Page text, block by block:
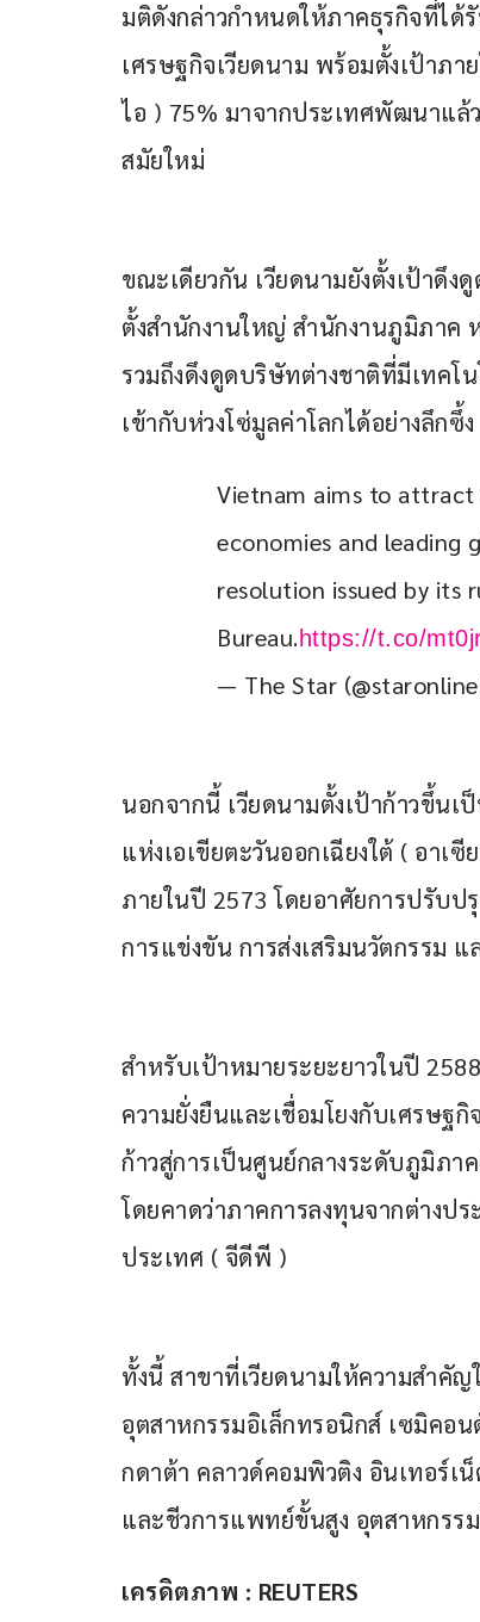
มติดังกล่าวกำหนดให้ภาคธุรกิจที่ได้
เศรษฐกิจเวียดนาม พร้อมตั้งเป้าภา
ไอ ) 75% มาจากประเทศพัฒนาแล้
สมัยใหม่
ขณะเดียวกัน เวียดนามยังตั้งเป้าดึง
ตั้งสำนักงานใหญ่ สำนักงานภูมิภา
รวมถึงดึงดูดบริษัทต่างชาติที่มีเทคโ
เข้ากับห่วงโซ่มูลค่าโลกได้อย่างลึกซึ้ง
Vietnam aims to
economies and leading
resolution issued by its
Bureau.https://t.co/
— The Star
นอกจากนี้ เวียดนามตั้งเป้าก้าวขึ้น
แห่งเอเขียตะวันออกเฉียงใต้ ( อาเ
ภายในปี 2573 โดยอาศัยการปรับป
การแข่งขัน การส่งเสริมนวัตกรรม
สำหรับเป้าหมายระยะยาวในปี
ความยั่งยืนและเชื่อมโยงกับเศรษฐ
ก้าวสู่การเป็นศูนย์กลางระดับภูมิภา
โดยคาดว่าภาคการลงทุนจากต่างป
ประเทศ ( จีดีพี )
ทั้งนี้ สาขาที่เวียดนามให้ความสำคั
อุตสาหกรรมอิเล็กทรอนิกส์ เซมิค
กดาต้า คลาวด์คอมพิวติง อินเทอร์เ
และชีวการแพทย์ขั้นสูง อุตสาหกรร
เครดิตภาพ : REUTERS